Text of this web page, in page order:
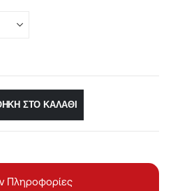
ΣΤΟ ΚΑΛΆΘΙ
Πληροφορίες